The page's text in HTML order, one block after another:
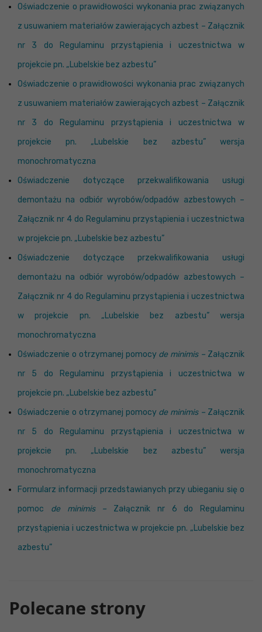
Oświadczenie o prawidłowości wykonania prac związanych
z usuwaniem materiałów zawierających azbest – Załącznik
nr 3 do Regulaminu przystąpienia i uczestnictwa w
projekcie pn. „Lubelskie bez azbestu”
Oświadczenie o prawidłowości wykonania prac związanych
z usuwaniem materiałów zawierających azbest – Załącznik
nr 3 do Regulaminu przystąpienia i uczestnictwa w
projekcie pn. „Lubelskie bez azbestu” wersja
monochromatyczna
Oświadczenie dotyczące przekwalifikowania usługi
demontażu na odbiór wyrobów/odpadów azbestowych –
Załącznik nr 4 do Regulaminu przystąpienia i uczestnictwa
w projekcie pn. „Lubelskie bez azbestu”
Oświadczenie dotyczące przekwalifikowania usługi
demontażu na odbiór wyrobów/odpadów azbestowych –
Załącznik nr 4 do Regulaminu przystąpienia i uczestnictwa
w projekcie pn. „Lubelskie bez azbestu” wersja
monochromatyczna
Oświadczenie o otrzymanej pomocy de minimis – Załącznik
nr 5 do Regulaminu przystąpienia i uczestnictwa w
projekcie pn. „Lubelskie bez azbestu”
Oświadczenie o otrzymanej pomocy de minimis – Załącznik
nr 5 do Regulaminu przystąpienia i uczestnictwa w
projekcie pn. „Lubelskie bez azbestu” wersja
monochromatyczna
Formularz informacji przedstawianych przy ubieganiu się o
pomoc de minimis – Załącznik nr 6 do Regulaminu
przystąpienia i uczestnictwa w projekcie pn. „Lubelskie bez
azbestu”
Polecane strony